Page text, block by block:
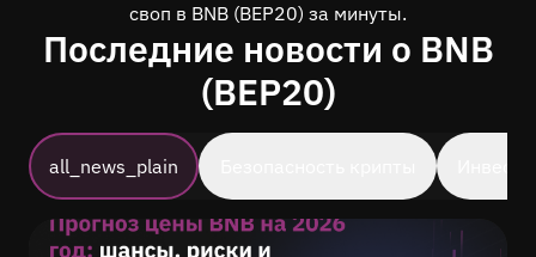
своп в BNB (BEP20) за минуты.
Последние новости о BNB
(BEP20)
all_news_plain